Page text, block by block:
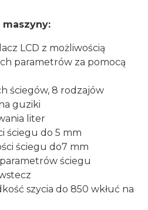
LCD z możliwością
parametrów za pomocą
ściegów, 8 rodzajów
guziki
liter
ściegu do 5 mm
ściegu do7 mm
ściegu
szycia do 850 wkłuć na